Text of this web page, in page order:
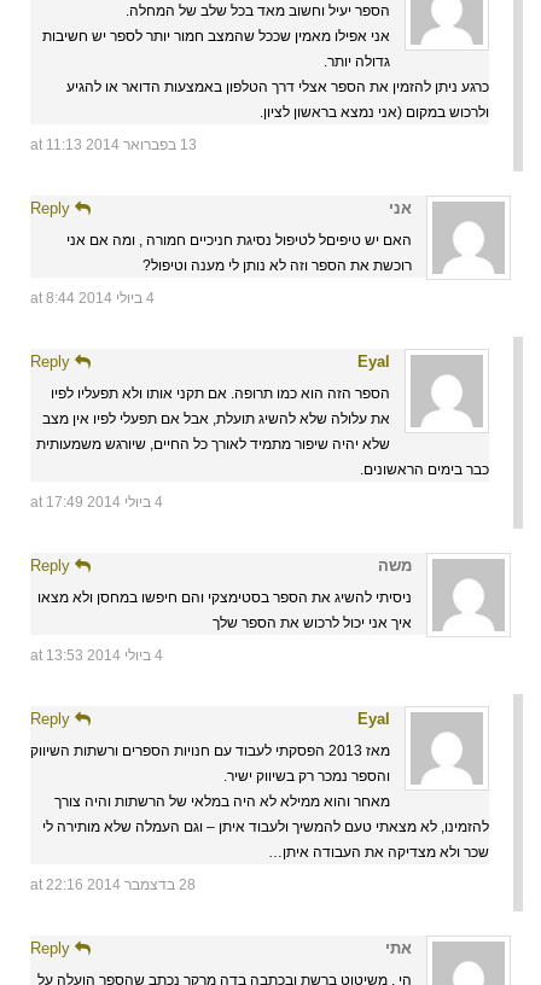
הספר יעיל וחשוב מאד בכל שלב של המחלה.
אני אפילו מאמין שככל שהמצב חמור יותר לספר יש חשיבות
גדולה יותר.
כרגע ניתן להזמין את הספר אצלי דרך הטלפון באמצעות הדואר או להגיע
ולרכוש במקום (אני נמצא בראשון לציון.
13 בפברואר 2014 at 11:13
אני
האם יש טיפיםל לטיפול נסיגת חניכיים חמורה , ומה אם אני
רוכשת את הספר וזה לא נותן לי מענה וטיפול?
4 ביולי 2014 at 8:44
Eyal
הספר הזה הוא כמו תרופה. אם תקני אותו ולא תפעליו לפיו
את עלולה שלא להשיג תועלת, אבל אם תפעלי לפיו אין מצב
שלא יהיה שיפור מתמיד לאורך כל החיים, שיורגש משמעותית
כבר בימים הראשונים.
4 ביולי 2014 at 17:49
משה
ניסיתי להשיג את הספר בסטימצקי והם חיפשו במחסן ולא מצאו
איך אני יכול לרכוש את הספר שלך
4 ביולי 2014 at 13:53
Eyal
מאז 2013 הפסקתי לעבוד עם חנויות הספרים ורשתות השיווק
והספר נמכר רק בשיווק ישיר.
מאחר והוא ממילא לא היה במלאי של הרשתות והיה צורך
להזמינו, לא מצאתי טעם להמשיך ולעבוד איתן – וגם העמלה שלא מותירה לי
שכר ולא מצדיקה את העבודה איתן…
28 בדצמבר 2014 at 22:16
אתי
הי , משיטוט ברשת ובכתבה בדה מרקר נכתב שהספר הועלה על